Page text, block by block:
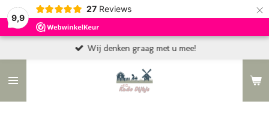
9,9
27 Reviews ×
Wij denken graag met u mee!